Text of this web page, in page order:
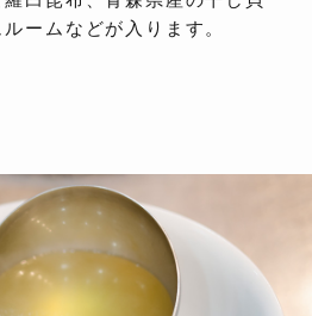
ームなどが入ります。